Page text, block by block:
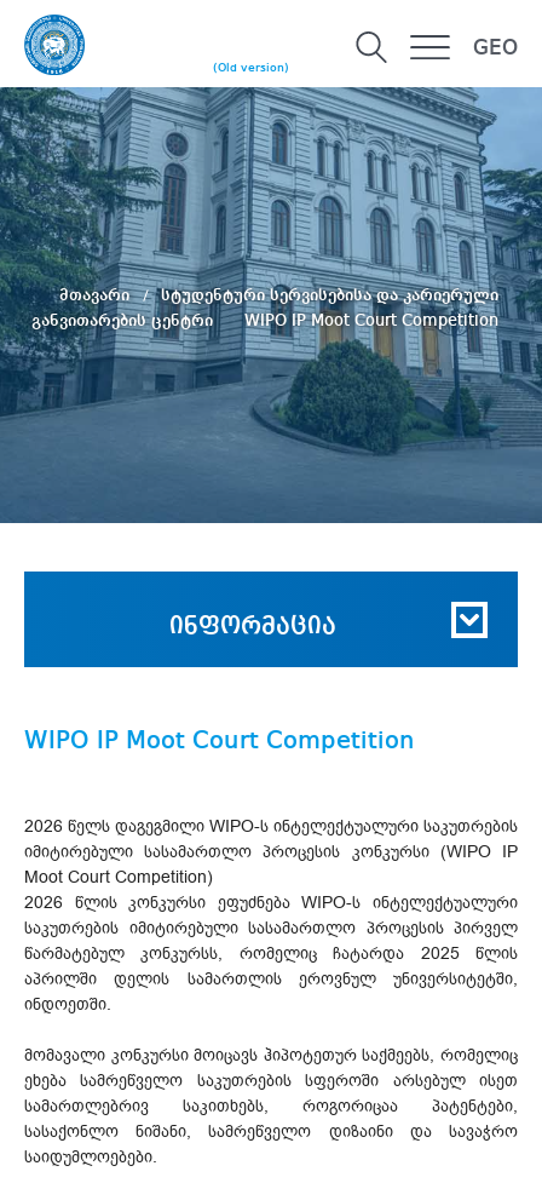
(Old version)
GEO
მთავარი
სტუდენტური სერვისებისა და კარიერული
განვითარების ცენტრი
WIPO IP Moot Court Competition
ინფორმაცია
WIPO IP Moot Court Competition
2026 წელს დაგეგმილი WIPO-ს ინტელექტუალური საკუთრების
იმიტირებული სასამართლო პროცესის კონკურსი (WIPO IP
Moot Court Competition)
2026 წლის კონკურსი ეფუძნება WIPO-ს ინტელექტუალური
საკუთრების იმიტირებული სასამართლო პროცესის პირველ
წარმატებულ კონკურსს, რომელიც ჩატარდა 2025 წლის
აპრილში დელის სამართლის ეროვნულ უნივერსიტეტში,
ინდოეთში.
მომავალი კონკურსი მოიცავს ჰიპოტეთურ საქმეებს, რომელიც
ეხება სამრეწველო საკუთრების სფეროში არსებულ ისეთ
სამართლებრივ საკითხებს, როგორიცაა პატენტები,
სასაქონლო ნიშანი, სამრეწველო დიზაინი და სავაჭრო
საიდუმლოებები.